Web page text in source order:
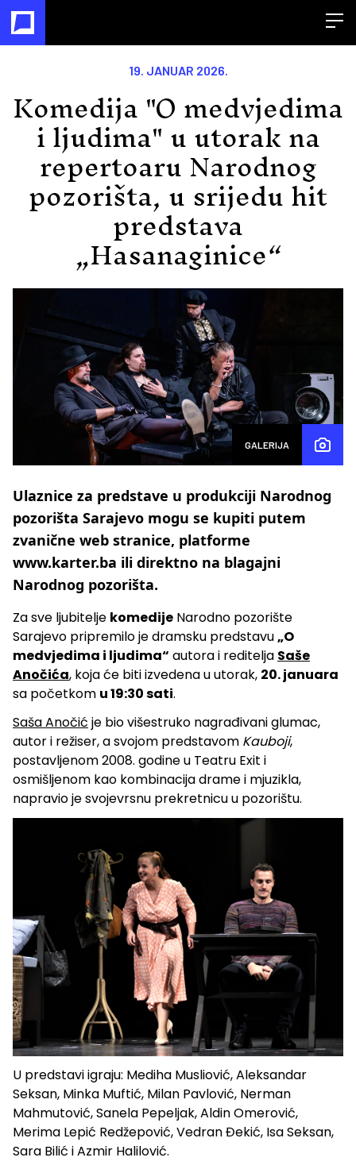
19. JANUAR 2026.
Komedija "O medvjedima
i ljudima" u utorak na
repertoaru Narodnog
pozorišta, u srijedu hit
predstava
„Hasanaginice“
GALERIJA
Ulaznice za predstave u produkciji Narodnog
pozorišta Sarajevo mogu se kupiti putem
zvanične web stranice, platforme
www.karter.ba ili direktno na blagajni
Narodnog pozorišta.
Za sve ljubitelje komedije Narodno pozorište
Sarajevo pripremilo je dramsku predstavu„O
medvjedima i ljudima“ autora i reditelja Saše
Anočića, koja će biti izvedena u utorak, 20. januara
sa početkom u 19:30 sati.
Saša Anočić je bio višestruko nagrađivani glumac,
autor i režiser, a svojom predstavom Kauboji,
postavljenom 2008. godine u Teatru Exit i
osmišljenom kao kombinacija drame i mjuzikla,
napravio je svojevrsnu prekretnicu u pozorištu.
U predstavi igraju: Mediha Musliović, Aleksandar
Seksan, Minka Muftić, Milan Pavlović, Nerman
Mahmutović, Sanela Pepeljak, Aldin Omerović,
Merima Lepić Redžepović, Vedran Đekić, Isa Seksan,
Sara Bilić i Azmir Halilović.